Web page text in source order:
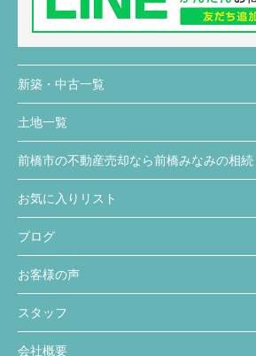
新築・中古一覧
土地一覧
前橋市の不動産売却なら前橋みなみの相
お気に入りリスト
ブログ
お客様の声
スタッフ
会社概要